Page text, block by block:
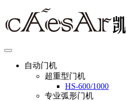
自动门机
超重型门机
HS-600/1000
专业弧形门机